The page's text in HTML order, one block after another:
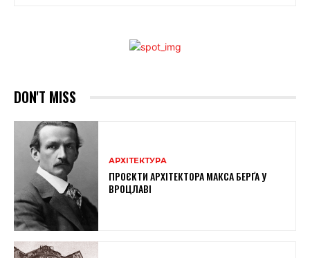
DON'T MISS
АРХІТЕКТУРА
ПРОЄКТИ АРХІТЕКТОРА МАКСА БЕРҐА У
ВРОЦЛАВІ